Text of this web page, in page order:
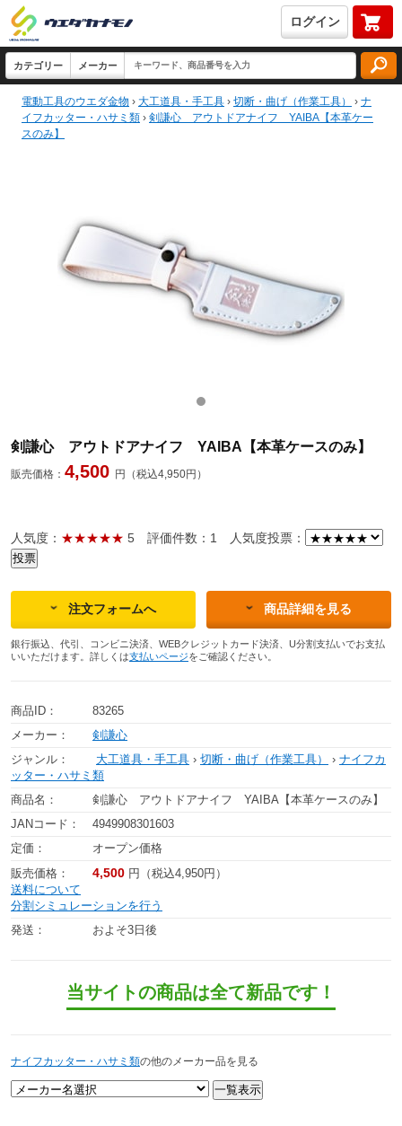
ログイン
電動工具のウエダ金物 › 大工道具・手工具 › 切断・曲げ（作業工具） › ナ
イフカッター・ハサミ類 › 剣謙心 アウトドアナイフ YAIBA【本革ケー
スのみ】
剣謙心 アウトドアナイフ YAIBA【本革ケースのみ】
販売価格： 4,500 円（税込4,950円）
人気度： ★★★★★ 5 評価件数：1 人気度投票：
注文フォームへ 商品詳細を見る
銀行振込、代引、コンビニ決済、WEBクレジットカード決済、U分割支払いでお支払
いいただけます。詳しくは支払いページをご確認ください。
商品ID：
83265
メーカー：
剣謙心
ジャンル：
大工道具・手工具 › 切断・曲げ（作業工具） › ナイフカ
ッター・ハサミ類
商品名：
剣謙心 アウトドアナイフ YAIBA【本革ケースのみ】
JANコード：
4949908301603
定価：
オープン価格
販売価格：
4,500 円（税込4,950円）
送料について
分割シミュレーションを行う
発送：
およそ3日後
当サイトの商品は全て新品です！
ナイフカッター・ハサミ類の他のメーカー品を見る